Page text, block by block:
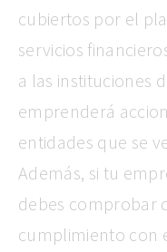
cubiertos por el
servicios
a las instituciones
emprenderá
entidades que se
Además, si tu
debes comprobar
cumplimiento con